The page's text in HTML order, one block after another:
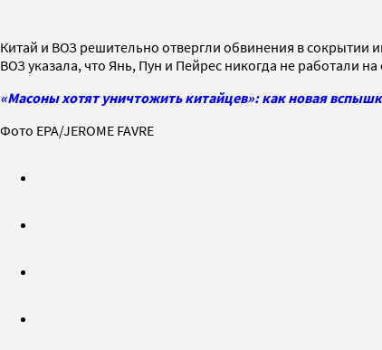
Китай и ВОЗ решительно отвергли обвинения в сокрытии
ВОЗ указала, что Янь, Пун и Пейрес никогда не работали
«Масоны хотят уничтожить китайцев»: как новая
Фото EPA/JEROME FAVRE